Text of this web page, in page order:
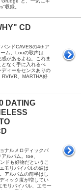
収録。
CD
ンドCAVESの4thア
ム。Louの歌声は
があるよね。これま
なく手に入れるべ
ディーをセンスありの
RVIVR、MARTHA好
DATING
ナルメロディックバ
ルバム。toe、
ドも好物だというこ
モリバイバルの波は
アルバムの前半はし
ィック度が増してい
モリバイバル、エモー